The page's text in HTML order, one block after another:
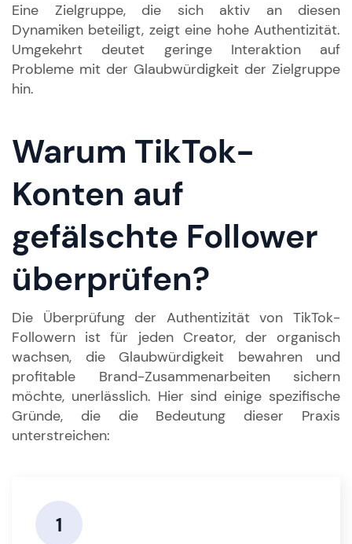
Eine Zielgruppe, die sich aktiv an diesen
Dynamiken beteiligt, zeigt eine hohe Authentizität.
Umgekehrt deutet geringe Interaktion auf
Probleme mit der Glaubwürdigkeit der Zielgruppe
hin.
Warum TikTok-
Konten auf
gefälschte Follower
überprüfen?
Die Überprüfung der Authentizität von TikTok-
Followern ist für jeden Creator, der organisch
wachsen, die Glaubwürdigkeit bewahren und
profitable Brand-Zusammenarbeiten sichern
möchte, unerlässlich. Hier sind einige spezifische
Gründe, die die Bedeutung dieser Praxis
unterstreichen:
1